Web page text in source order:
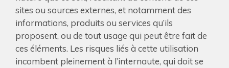
sites ou sources externes, et notamment des
informations, produits ou services qu’ils
proposent, ou de tout usage qui peut être fait de
ces éléments. Les risques liés à cette utilisation
incombent pleinement à l’internaute, qui doit se